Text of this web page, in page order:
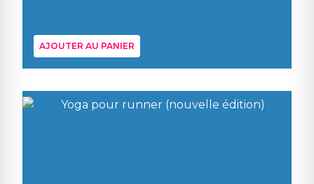
AJOUTER AU PANIER